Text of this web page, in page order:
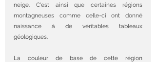
neige. C'est ainsi que certaines régions
montagneuses comme celle-ci ont donné
naissance à de véritables tableaux
géologiques.
La couleur de base de cette région